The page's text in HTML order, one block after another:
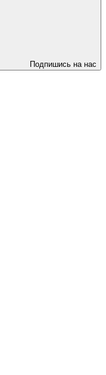
Подпишись на нас